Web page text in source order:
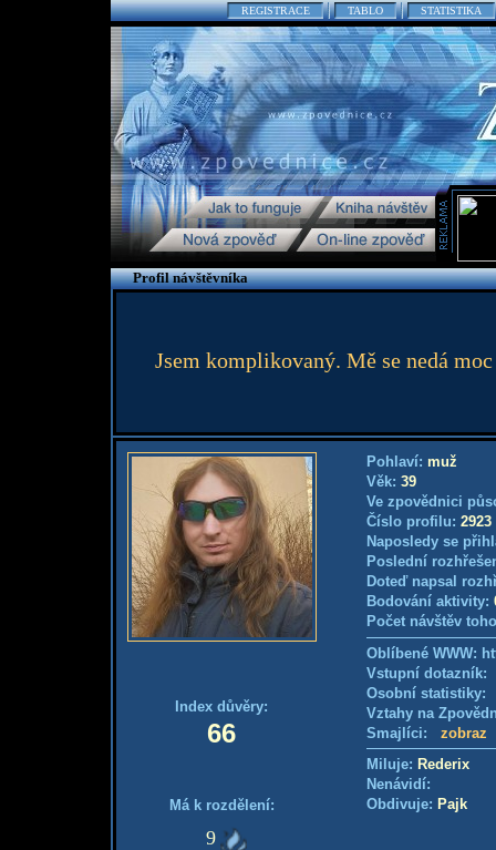
REGISTRACE TABLO STATISTIKA
Profil návštěvníka
Jsem komplikovaný. Mě se nedá
Index důvěry:
66
Má k rozdělení:
9
Pohlaví: muž
Věk: 39
Ve zpovědnici
Číslo profilu: 2923
Naposledy se
Poslední
Doteď napsal
Bodování aktivity:
Počet návštěv
Oblíbené WWW:
Vstupní
Osobní
Vztahy na
Smajlíci: zobraz
Miluje: Rederix
Nenávidí:
Obdivuje: Pajk